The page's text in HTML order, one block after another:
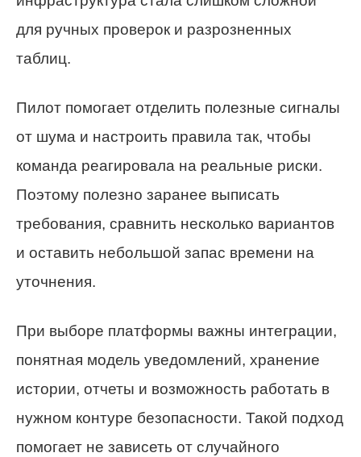
для ручных проверок и разрозненных
таблиц.
Пилот помогает отделить полезные сигналы
от шума и настроить правила так, чтобы
команда реагировала на реальные риски.
Поэтому полезно заранее выписать
требования, сравнить несколько вариантов
и оставить небольшой запас времени на
уточнения.
При выборе платформы важны интеграции,
понятная модель уведомлений, хранение
истории, отчеты и возможность работать в
нужном контуре безопасности. Такой подход
помогает не зависеть от случайного